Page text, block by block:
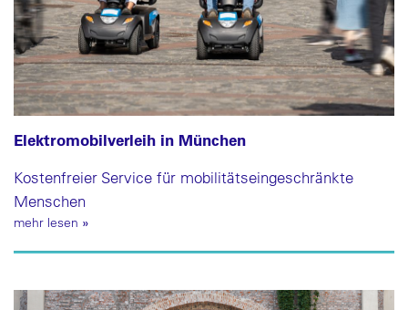
Elektromobilverleih in München
Kostenfreier Service für mobilitätseingeschränkte
Menschen
mehr lesen »